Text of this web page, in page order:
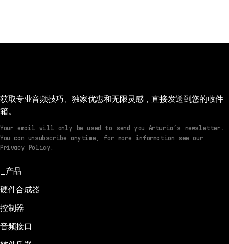
5.11.0 -
获取专业音频技巧、独家优惠和无限灵感，直接发送到您的收件
箱。
Your email will only be used to send you Arturia’s newsletter.
You can unsubscribe anytime, for more information see our
Privacy Policy.
产品
硬件合成器
控制器
音频接口